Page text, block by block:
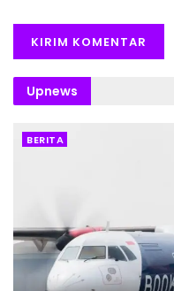
Upnews
BERITA